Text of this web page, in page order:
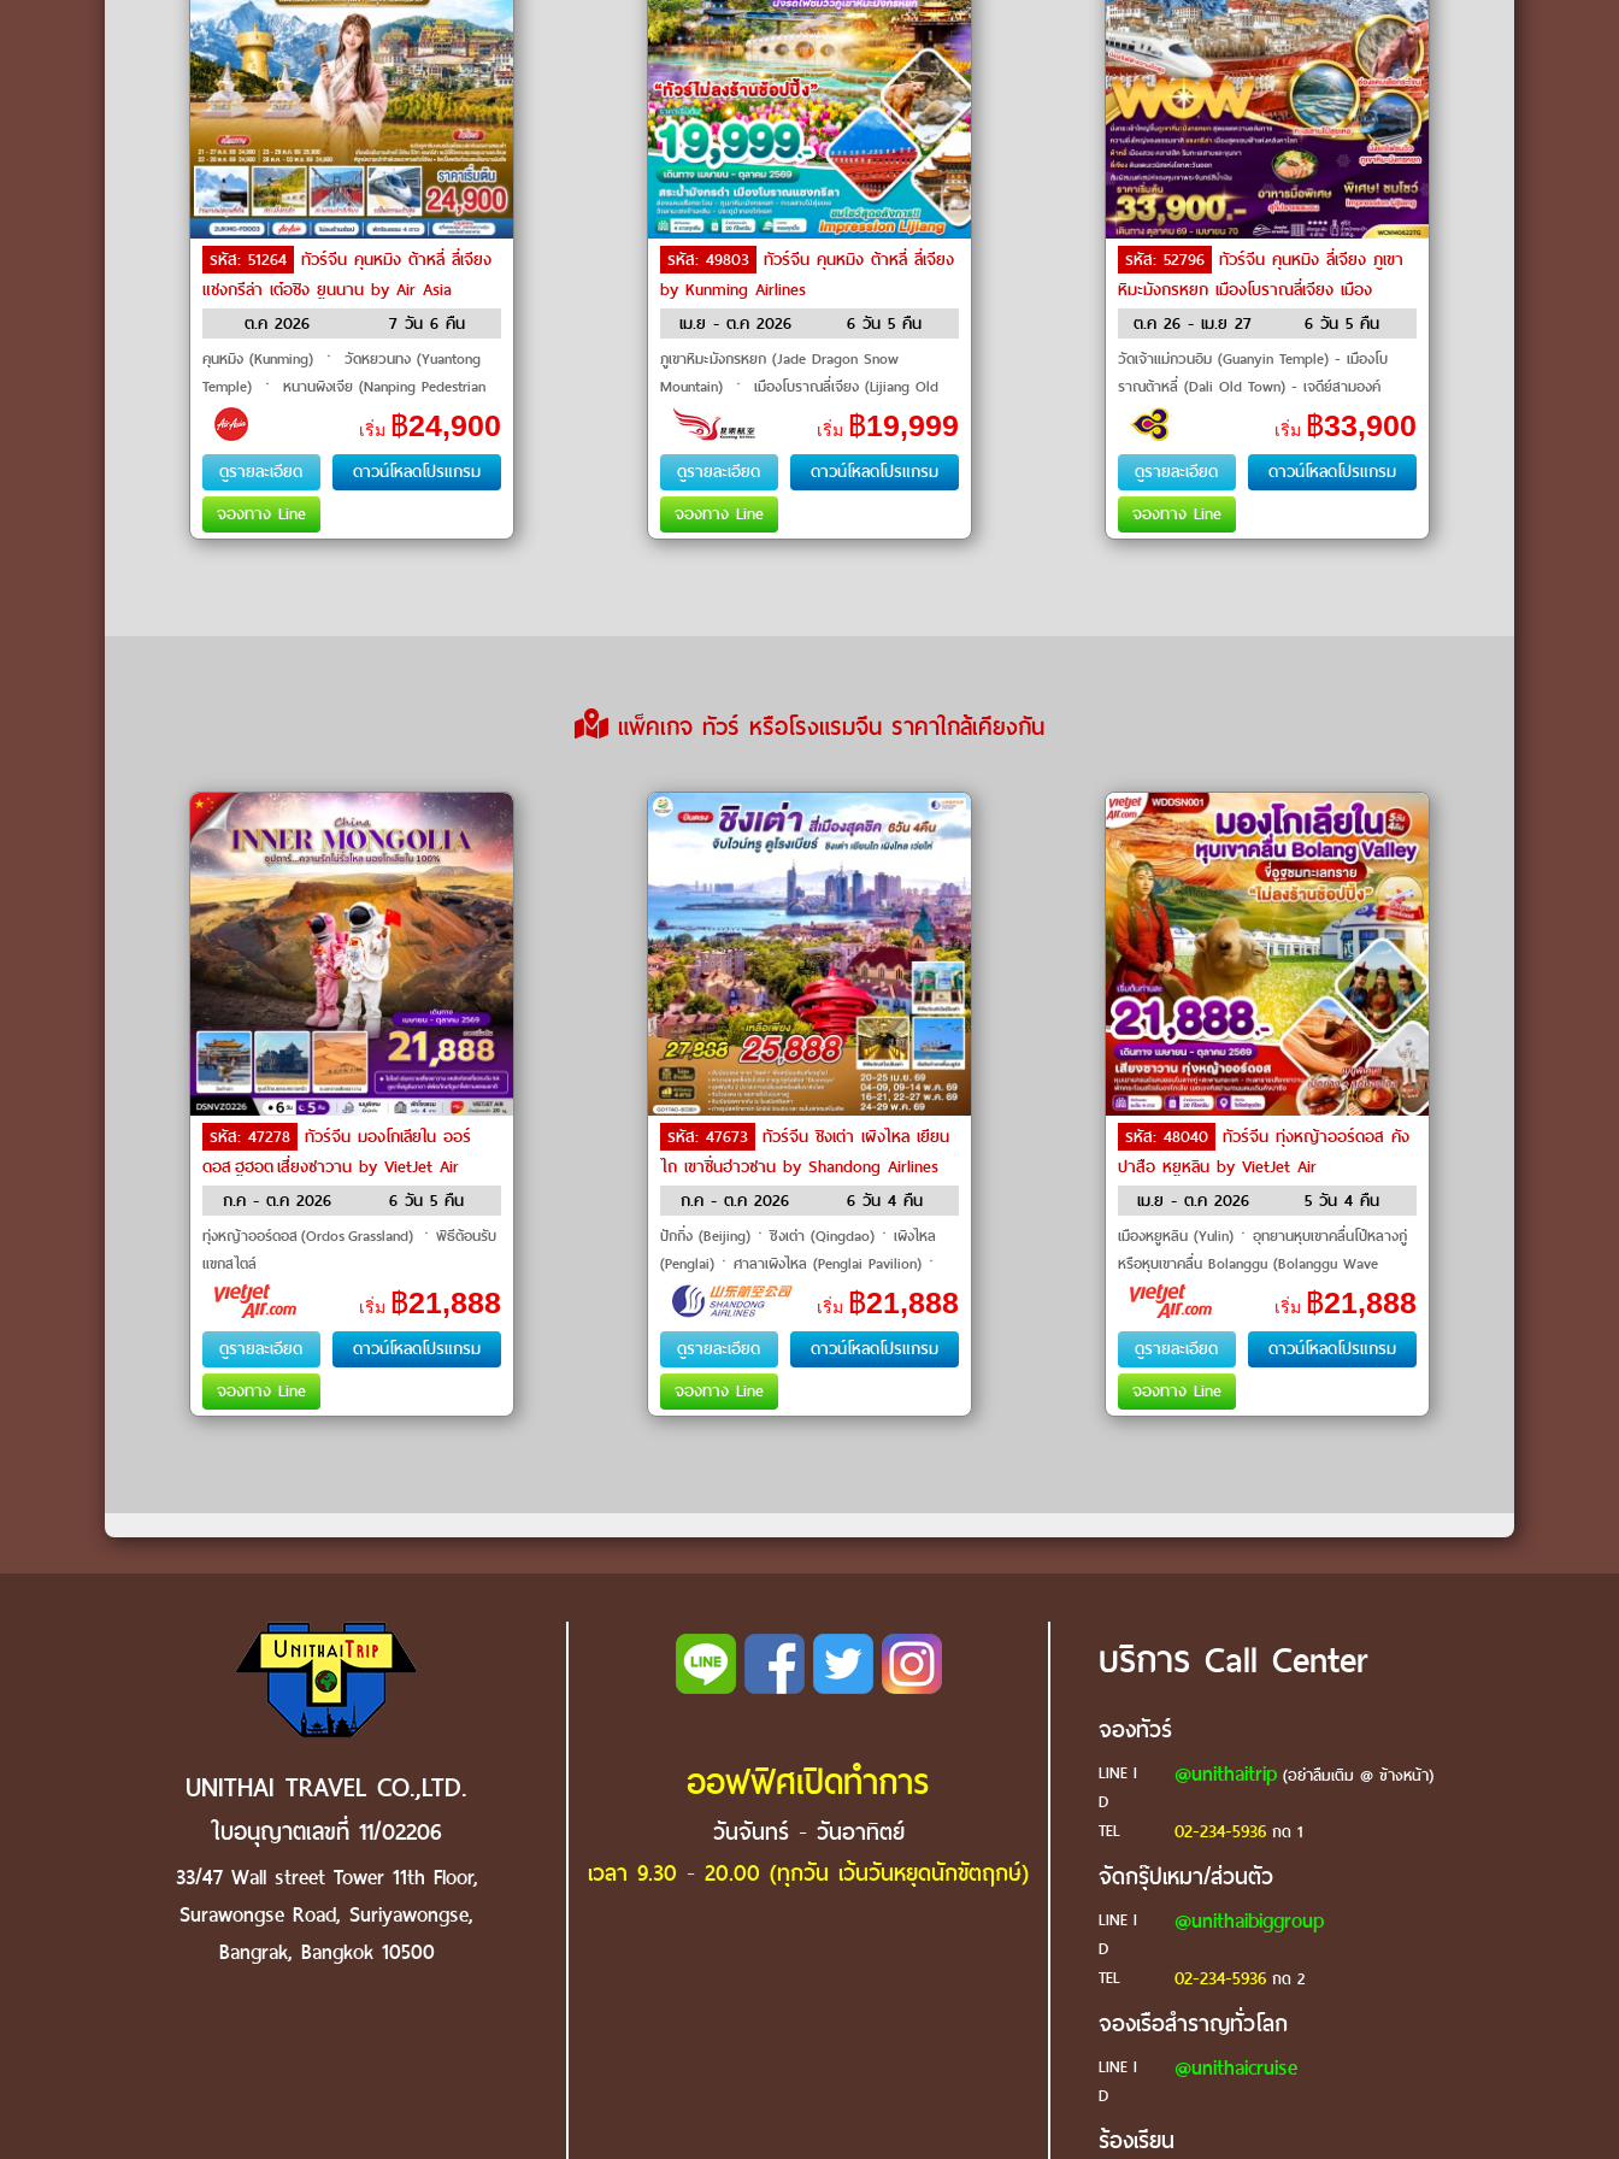
รหัส: 51264 ทัวร์จีน คุนหมิง ต้าหลี่ ลี่เจียง
แชงกรีล่า เต๋อชิง ยูนนาน by Air Asia
ต.ค 2026
7 วัน 6 คืน
คุนหมิง (Kunming) ㆍ วัดหยวนทง (Yuantong
Temple) ㆍ หนานผิงเจีย (Nanping Pedestrian
Street) ㆍ ต้าหลี่ (Dali) ㆍ เมืองโบราณต้าหลี่
(Dali Ancient Town) ㆍ วัดเจ้าแม่กวน
เริ่ม ฿24,900
ดูรายละเอียด
ดาวน์โหลดโปรแกรม
จองทาง Line
รหัส: 49803 ทัวร์จีน คุนหมิง ต้าหลี่ ลี่เจียง
by Kunming Airlines
เม.ย - ต.ค 2026
6 วัน 5 คืน
ภูเขาหิมะมังกรหยก (Jade Dragon Snow
Mountain) ㆍ เมืองโบราณลี่เจียง (Lijiang Old
Town) ㆍ วัดลามะซงจ้านหลิง (Songzanlin
Monastery) ㆍ ช่องแคบเสือกระโจน (Tiger
เริ่ม ฿19,999
ดูรายละเอียด
ดาวน์โหลดโปรแกรม
จองทาง Line
รหัส: 52796 ทัวร์จีน คุนหมิง ลี่เจียง ภูเขา
หิมะมังกรหยก เมืองโบราณลี่เจียง เมือง
โบราณแชงกรีล่า by THAI Airways
ต.ค 26 - เม.ย 27 6 วัน 5 คืน
วัดเจ้าแม่กวนอิม (Guanyin Temple) - เมืองโบ
ราณต้าหลี่ (Dali Old Town) - เจดีย์สามองค์
(Three Pagodas) - ช่องแคบเสือกระโจน (Tiger
Leaping Gorge) - เมืองโบรา�
เริ่ม ฿33,900
ดูรายละเอียด
ดาวน์โหลดโปรแกรม
จองทาง Line
แพ็คเกจ ทัวร์ หรือโรงแรมจีน ราคาใกล้เคียงกัน
รหัส: 47278 ทัวร์จีน มองโกเลียใน ออร์
ดอส ฮูฮอต เสี่ยงซาวาน by VietJet Air
ก.ค - ต.ค 2026
6 วัน 5 คืน
ทุ่งหญ้าออร์ดอส (Ordos Grassland) ㆍพิธีต้อนรับ
แขกสไตล์
มองโกล (Mongolian Welcome Ceremony) ㆍ
อุทยานภูเขาไฟอูลันฮา
ตา (Ulan Hada Volcano Geopark) ㆍท
เริ่ม ฿21,888
ดูรายละเอียด
ดาวน์โหลดโปรแกรม
จองทาง Line
รหัส: 47673 ทัวร์จีน ชิงเต่า เผิงไหล เยียน
ไถ เขาซิ่นฮ่าวซาน by Shandong Airlines
ก.ค - ต.ค 2026
6 วัน 4 คืน
ปักกิ่ง (Beijing)ㆍชิงเต่า (Qingdao)ㆍเผิงไหล
(Penglai)ㆍศาลาเผิงไหล (Penglai Pavilion)ㆍ
เยียนไถ (Yantai)ㆍคฤหาสน์จางยู่ ไวน์เนอรี่
(Changyu Wine Manor)ㆍถนนเฉ�
เริ่ม ฿21,888
ดูรายละเอียด
ดาวน์โหลดโปรแกรม
จองทาง Line
รหัส: 48040 ทัวร์จีน ทุ่งหญ้าออร์ดอส คัง
ปาสือ หยูหลิน by VietJet Air
เม.ย - ต.ค 2026
5 วัน 4 คืน
เมืองหยูหลิน (Yulin)ㆍอุทยานหุบเขาคลื่นโป๋หลางกู่
หรือหุบเขาคลื่น Bolanggu (Bolanggu Wave
Valley)ㆍสะพานแก้ว (Glass Bridge)ㆍเมืองออร์
ดอส (Ordos)�
เริ่ม ฿21,888
ดูรายละเอียด
ดาวน์โหลดโปรแกรม
จองทาง Line
UNITHAI TRAVEL CO.,LTD.
ใบอนุญาตเลขที่ 11/02206
33/47 Wall street Tower 11th Floor,
Surawongse Road, Suriyawongse,
Bangrak, Bangkok 10500
ออฟฟิศเปิดทำการ
วันจันทร์ - วันอาทิตย์
เวลา 9.30 - 20.00 (ทุกวัน เว้นวันหยุดนักขัตฤกษ์)
บริการ Call Center
จองทัวร์
LINE I
D
@unithaitrip(อย่าลืมเติม @ ข้างหน้า)
TEL 02-234-5936กด 1
จัดกรุ๊ปเหมา/ส่วนตัว
LINE I
D
@unithaibiggroup
TEL 02-234-5936กด 2
จองเรือสำราญทั่วโลก
LINE I
D
@unithaicruise
ร้องเรียน